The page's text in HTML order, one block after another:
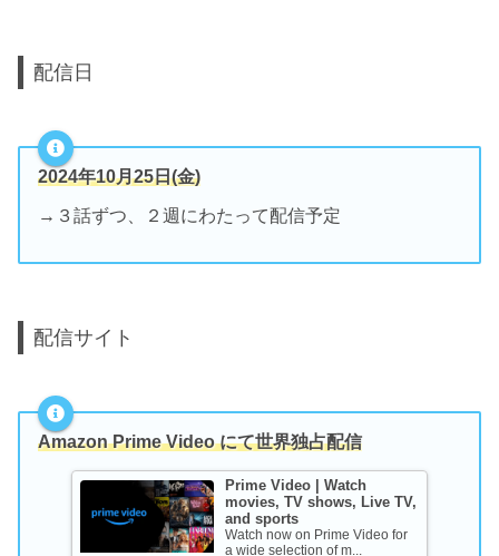
配信日
2024年10月25日(金)
→３話ずつ、２週にわたって配信予定
配信サイト
Amazon Prime Video にて世界独占配信
Prime Video | Watch
movies, TV shows, Live TV,
and sports
Watch now on Prime Video for
a wide selection of m...